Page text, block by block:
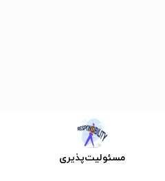
مسئولیت‌پذیری